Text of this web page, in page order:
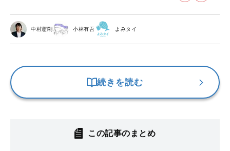
中村憲剛 小林有吾 よみタイ
続きを読む
この記事のまとめ